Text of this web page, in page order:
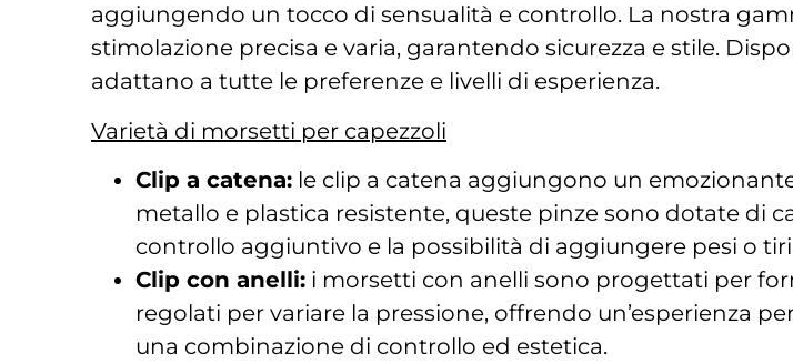
aggiungendo un tocco di sensualità e controllo. La nostra
stimolazione precisa e varia, garantendo sicurezza e stile.
adattano a tutte le preferenze e livelli di esperienza.
Varietà di morsetti per capezzoli
Clip a catena: le clip a catena aggiungono un
metallo e plastica resistente, queste pinze sono dotate di
controllo aggiuntivo e la possibilità di aggiungere pesi o
Clip con anelli: i morsetti con anelli sono progettati per
regolati per variare la pressione, offrendo un’esperienza
una combinazione di controllo ed estetica.